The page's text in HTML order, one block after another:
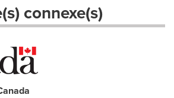
connexe(s)